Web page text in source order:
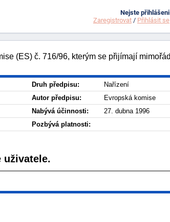
(ES) č. 716/96, kterým se přijímají
Druh předpisu:
Nařízení
Autor předpisu:
Evropská komise
Nabývá účinnosti:
27. dubna 1996
Pozbývá platnosti:
uživatele.
Nejste přihlášeni
Zaregistrovat / Přihlásit se